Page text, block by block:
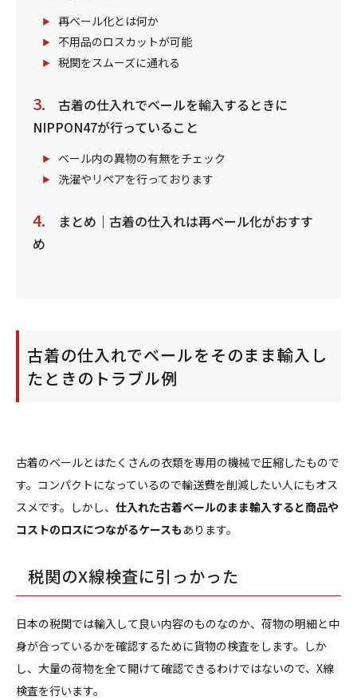
再ベール化とは何か
不用品のロスカットが可能
税関をスムーズに通れる
古着の仕入れでベールを輸入するときに
NIPPON47が行っていること
ベール内の異物の有無をチェック
洗濯やリペアを行っております
まとめ｜古着の仕入れは再ベール化がおすす
め
古着の仕入れでベールをそのまま輸入し
たときのトラブル例
古着のベールとはたくさんの衣類を専用の機械で圧縮したもので
す。コンパクトになっているので輸送費を削減したい人にもオス
スメです。しかし、 仕入れた古着ベールのまま輸入すると商品や
コストのロスにつながるケースも あります。
税関のX線検査に引っかった
日本の税関では輸入して良い内容のものなのか、荷物の明細と中
身が合っているかを確認するために貨物の検査をします。しか
し、大量の荷物を全て開けて確認できるわけではないので、X線
検査を行います。